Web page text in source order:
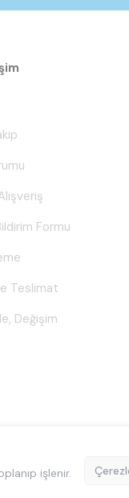
Formu
Teslimat
Değişim
işlenir.